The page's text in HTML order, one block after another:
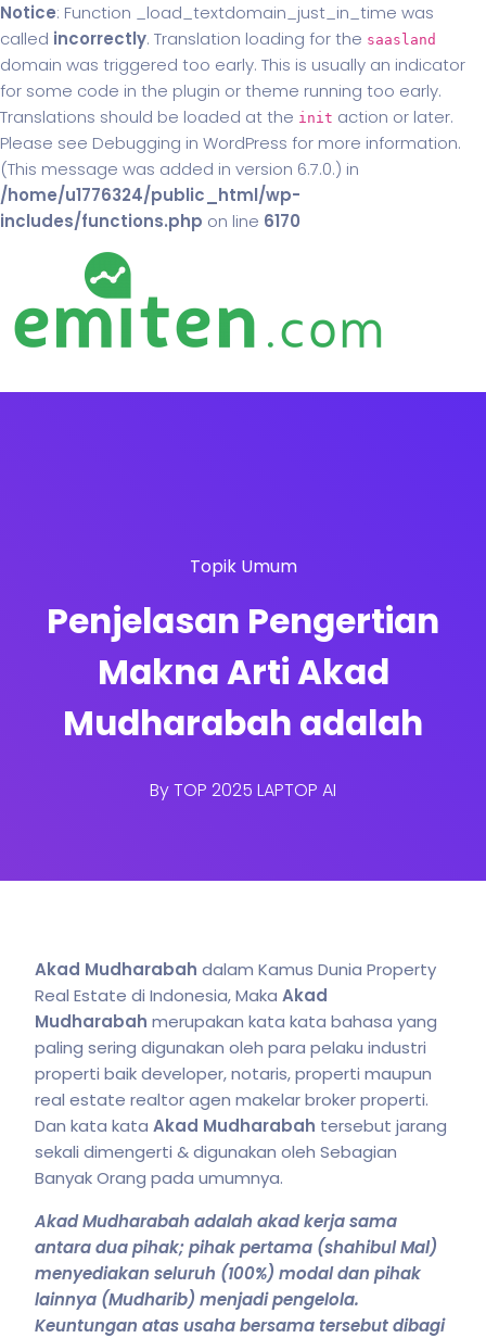
Notice: Function _load_textdomain_just_in_time was
called incorrectly. Translation loading for the saasland
domain was triggered too early. This is usually an indicator
for some code in the plugin or theme running too early.
Translations should be loaded at the init action or later.
Please see Debugging in WordPress for more information.
(This message was added in version 6.7.0.) in
/home/u1776324/public_html/wp-
includes/functions.php on line 6170
Topik Umum
Penjelasan Pengertian
Makna Arti Akad
Mudharabah adalah
ByTOP 2025 LAPTOP AI
Akad Mudharabah dalam Kamus Dunia Property
Real Estate di Indonesia, Maka Akad
Mudharabah merupakan kata kata bahasa yang
paling sering digunakan oleh para pelaku industri
properti baik developer, notaris, properti maupun
real estate realtor agen makelar broker properti.
Dan kata kata Akad Mudharabah tersebut jarang
sekali dimengerti & digunakan oleh Sebagian
Banyak Orang pada umumnya.
Akad Mudharabah adalah akad kerja sama
antara dua pihak; pihak pertama (shahibul Mal)
menyediakan seluruh (100%) modal dan pihak
lainnya (Mudharib) menjadi pengelola.
Keuntungan atas usaha bersama tersebut dibagi